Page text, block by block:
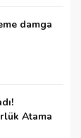
damga
Atama